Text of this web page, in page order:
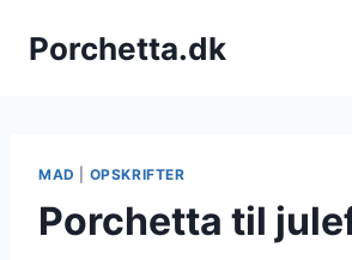
Porchetta.dk
MAD OPSKRIFTER
Porchetta til